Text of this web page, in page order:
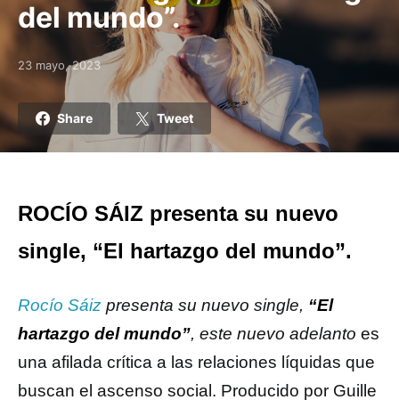
del mundo”.
Posted on
23 mayo, 2023
Share Tweet
ROCÍO SÁIZ presenta su nuevo
single, “El hartazgo del mundo”.
Rocío Sáiz presenta su nuevo single, “El
hartazgo del mundo”, este nuevo adelanto es
una afilada crítica a las relaciones líquidas que
buscan el ascenso social. Producido por Guille